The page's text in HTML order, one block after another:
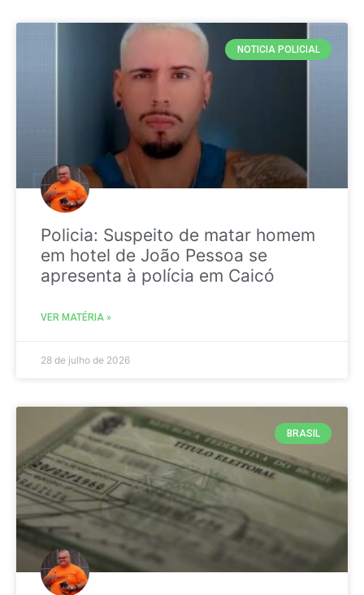
NOTICIA POLICIAL
Policia: Suspeito de matar homem
em hotel de João Pessoa se
apresenta à polícia em Caicó
VER MATÉRIA »
28 de julho de 2026
BRASIL